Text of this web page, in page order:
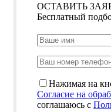
ОСТАВИТЬ
Бесплатный
Нажимая на
Согласие на
соглашаюсь с